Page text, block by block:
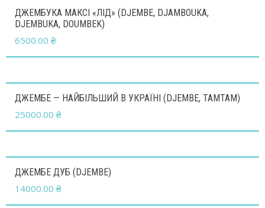
ДЖЕМБУКА МАКСІ «ЛІД» (DJEMBE, DJAMBOUKA,
DJEMBUKA, DOUMBEK)
6500.00 ₴
ДЖЕМБЕ — НАЙБІЛЬШИЙ В УКРАЇНІ (DJEMBE, TAMTAM)
25000.00 ₴
ДЖЕМБЕ ДУБ (DJEMBE)
14000.00 ₴